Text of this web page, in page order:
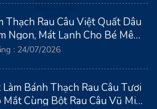
Thạch Rau Câu Việt Quất Dâu
Ngon, Mát Lạnh Cho Bé Mê
: 24/07/2026
Bánh Thạch Rau Câu Tươi
Cùng Bột Rau Câu Vũ Minh